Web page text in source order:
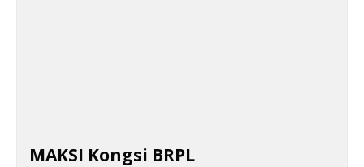
MAKSI Kongsi BRPL